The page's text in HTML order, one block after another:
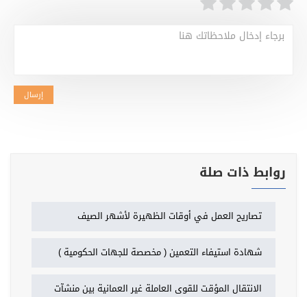
برجاء إدخال ملاحظاتك هنا
إرسال
روابط ذات صلة
تصاريح العمل في أوقات الظهيرة لأشهر الصيف
شهادة استيفاء التعمين ( مخصصة للجهات الحكومية )
الانتقال المؤقت للقوى العاملة غير العمانية بين منشآت